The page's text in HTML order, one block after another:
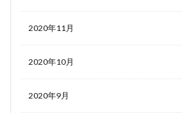
2020年11月
2020年10月
2020年9月